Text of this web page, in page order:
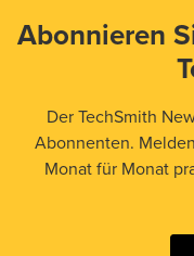
Abonnieren
Der TechSmith
Abonnenten.
Monat für Monat